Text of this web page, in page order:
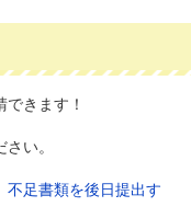
きます！
い。
足書類を後日提出す